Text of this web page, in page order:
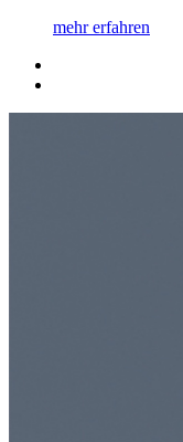
mehr erfahren